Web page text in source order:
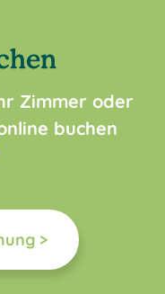
Zimmer oder
buchen
>